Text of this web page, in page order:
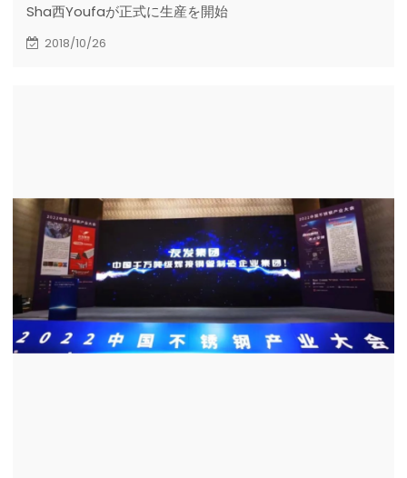
Sha西Youfaが正式に生産を開始
2018/10/26